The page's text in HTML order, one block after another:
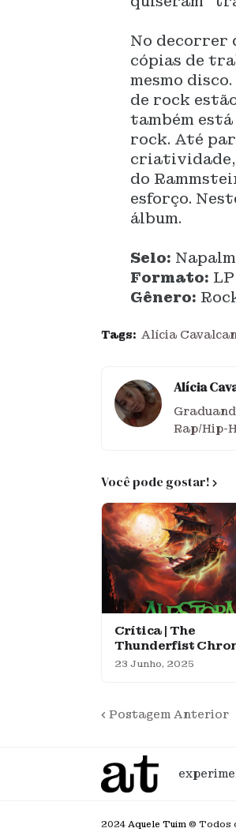
No decorrer
cópias de
mesmo
de rock
também
rock. Até
criatividade,
do
esforço.
álbum.
Selo:
Formato: LP
Gênero:
Tags: Alícia
Alícia
Rap/Hip-
Você pode gostar!
Crítica | The
Thunderfist
23 Junho, 2025
Postagem Anterior
2024 Aquele Tuim© Todos